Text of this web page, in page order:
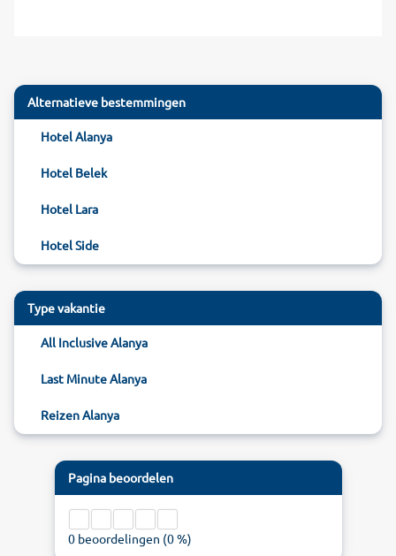
Alternatieve bestemmingen
Hotel Alanya
Hotel Belek
Hotel Lara
Hotel Side
Type vakantie
All Inclusive Alanya
Last Minute Alanya
Reizen Alanya
Pagina beoordelen
0beoordelingen (0%)